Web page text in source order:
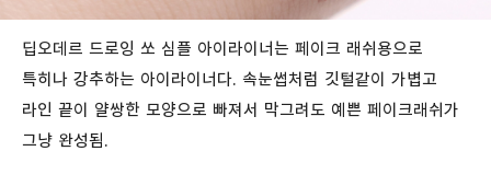
딥오데르 드로잉 쏘 심플 아이라이너는 페이크 래쉬용으로
특히나 강추하는 아이라이너다. 속눈썹처럼 깃털같이 가볍고
라인 끝이 얄쌍한 모양으로 빠져서 막그려도 예쁜 페이크래쉬가
그냥 완성됨.